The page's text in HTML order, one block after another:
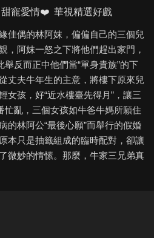
甜寵愛情❤️ 華視精選好戲
佳偶的林阿妺，偏偏自己的三個兒
，阿妺一怒之下將他們趕出家門，
舉反而正中他們當“單身貴族”的下
丈夫牛年生的主意，將樓下原來兒
女孩，好“近水樓臺先得月”，讓三
忙亂，三個女孩如牛爸牛媽所願住
的林阿公“最後心願”而舉行的假婚
本只是抽籤組成的臨時配對，卻讓
微妙的情愫。那麼，牛家三兄弟真